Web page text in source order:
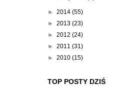
► 2014 (55)
► 2013 (23)
► 2012 (24)
► 2011 (31)
► 2010 (15)
TOP POSTY DZIŚ